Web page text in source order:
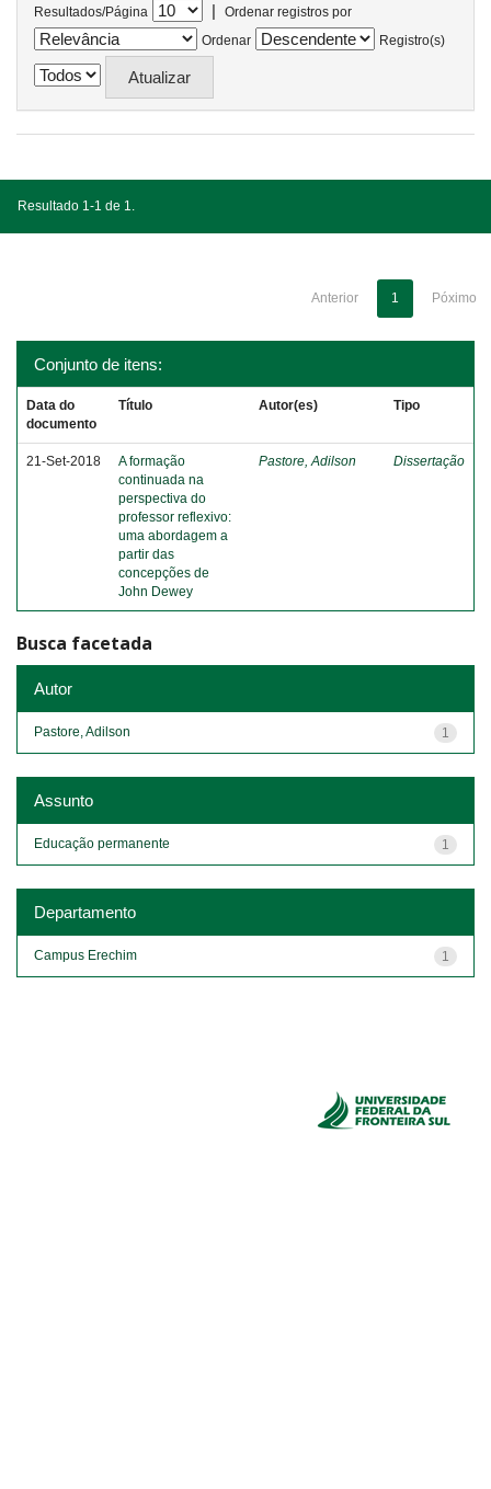
Resultados/Página |
Ordenar registros por
Ordenar
Registro(s)
Resultado 1-1 de 1.
Anterior 1 Póximo
Conjunto de itens:
Data do
documento
Título Autor(es) Tipo
21-Set-2018
A formação
continuada na
perspectiva do
professor reflexivo:
uma abordagem a
partir das
concepções de
John Dewey
Pastore, Adilson Dissertação
Busca facetada
Autor
1
Pastore, Adilson
Assunto
1
Educação permanente
Departamento
1
Campus Erechim